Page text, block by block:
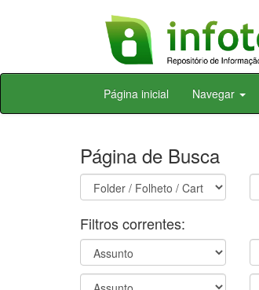
Skip
Página inicial Navegar
Página de Busca
Filtros correntes: